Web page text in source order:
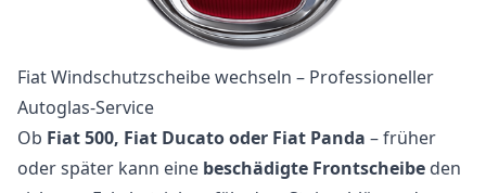
Fiat Windschutzscheibe wechseln – Professioneller
Autoglas-Service
Ob Fiat 500, Fiat Ducato oder Fiat Panda – früher
oder später kann eine beschädigte Frontscheibe den